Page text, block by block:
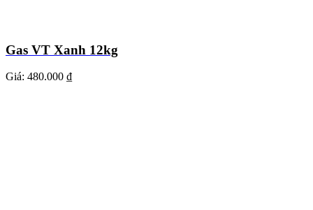
Gas VT Xanh 12kg
Giá: 480.000 ₫